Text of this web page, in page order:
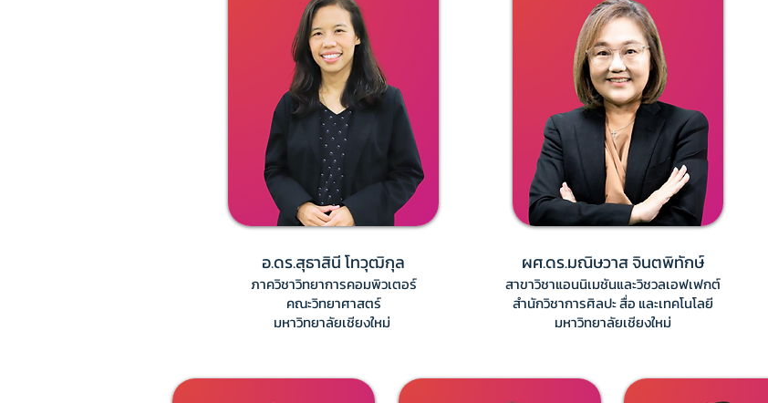
อ.ดร.สุธาสินี โทวุฒิกุล
ภาควิชาวิทยาการคอมพิวเตอร์
คณะวิทยาศาสตร์
มหาวิทยาลัยเชียงใหม่
ผศ.ดร.มณิษวาส จินตพิทักษ์
สาขาวิชาแอนนิเมชันและวิชวลเอฟเฟกต์
สำนักวิชาการศิลปะ สื่อ และเทคโนโลยี
มหาวิทยาลัยเชียงใหม่